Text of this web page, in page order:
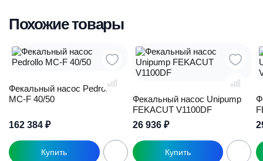
Похожие товары
Фекальный насос Pedrollo
MC-F 40/50
162 384 ₽
Фекальный насос Unipump
FEKACUT V1100DF
26 936 ₽